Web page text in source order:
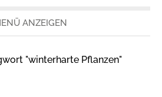
ANZEIGEN
"winterharte Pflanzen"